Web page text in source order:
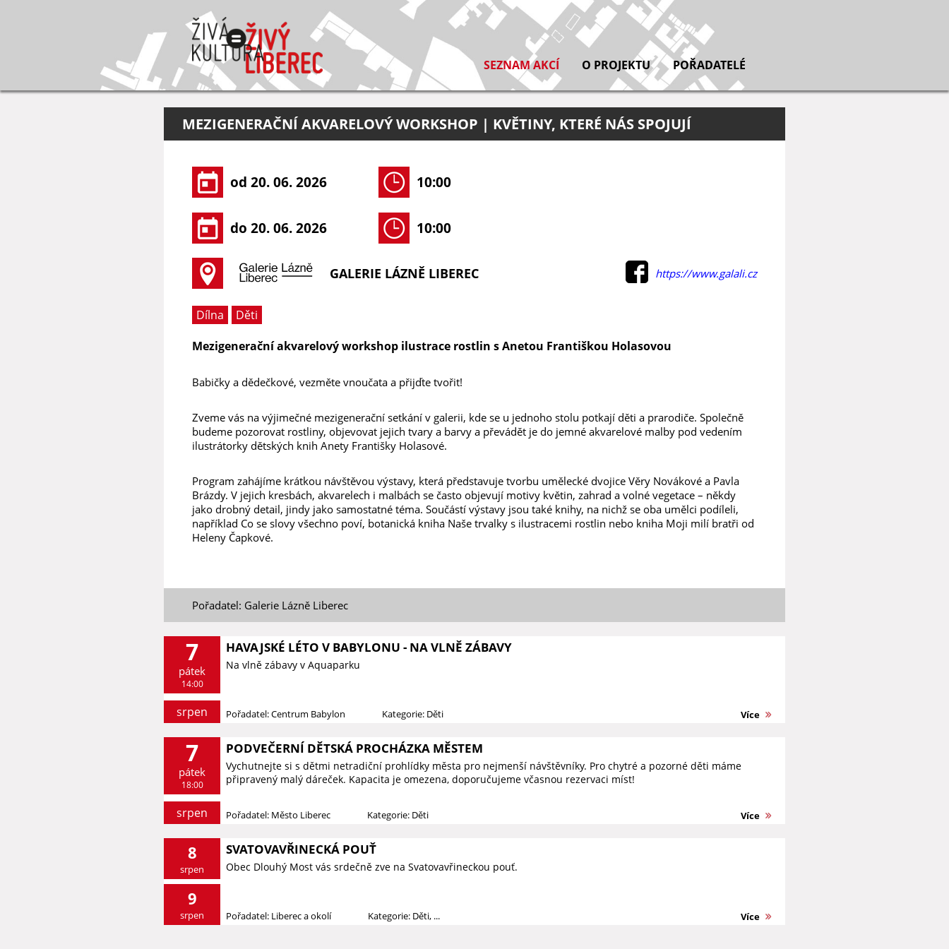
SEZNAM AKCÍ O PROJEKTU POŘADATELÉ
MEZIGENERAČNÍ AKVARELOVÝ WORKSHOP | KVĚTINY, KTERÉ NÁS SPOJUJÍ
od 20. 06. 2026 10:00
do 20. 06. 2026 10:00
GALERIE LÁZNĚ LIBEREC https://www.galali.cz
Dílna
Děti
Mezigenerační akvarelový workshop ilustrace rostlin s Anetou Františkou Holasovou
Babičky a dědečkové, vezměte vnoučata a přijďte tvořit!
Zveme vás na výjimečné mezigenerační setkání v galerii, kde se u jednoho stolu potkají děti a prarodiče. Společně
budeme pozorovat rostliny, objevovat jejich tvary a barvy a převádět je do jemné akvarelové malby pod vedením
ilustrátorky dětských knih Anety Františky Holasové.
Program zahájíme krátkou návštěvou výstavy, která představuje tvorbu umělecké dvojice Věry Novákové a Pavla
Brázdy. V jejich kresbách, akvarelech i malbách se často objevují motivy květin, zahrad a volné vegetace – někdy
jako drobný detail, jindy jako samostatné téma. Součástí výstavy jsou také knihy, na nichž se oba umělci podíleli,
například Co se slovy všechno poví, botanická kniha Naše trvalky s ilustracemi rostlin nebo kniha Moji milí bratři od
Heleny Čapkové.
Pořadatel: Galerie Lázně Liberec
7
pátek
14:00
srpen
HAVAJSKÉ LÉTO V BABYLONU - NA VLNĚ ZÁBAVY
Na vlně zábavy v Aquaparku
Pořadatel: Centrum Babylon Kategorie: Děti Více
7
pátek
18:00
srpen
PODVEČERNÍ DĚTSKÁ PROCHÁZKA MĚSTEM
Vychutnejte si s dětmi netradiční prohlídky města pro nejmenší návštěvníky. Pro chytré a pozorné děti máme
připravený malý dáreček. Kapacita je omezena, doporučujeme včasnou rezervaci míst!
Pořadatel: Město Liberec Kategorie: Děti Více
8
srpen
9
srpen
SVATOVAVŘINECKÁ POUŤ
Obec Dlouhý Most vás srdečně zve na Svatovavřineckou pouť.
Pořadatel: Liberec a okolí Kategorie: Děti, ... Více